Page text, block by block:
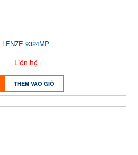
LENZE 9324MP
Liên hệ
THÊM VÀO GIỎ